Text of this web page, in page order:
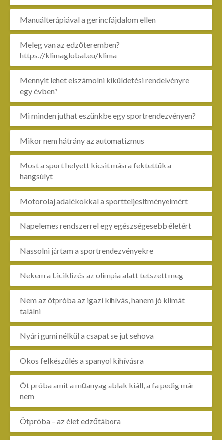
Manuálterápiával a gerincfájdalom ellen
Meleg van az edzőteremben?
https://klimaglobal.eu/klima
Mennyit lehet elszámolni kiküldetési rendelvényre
egy évben?
Mi minden juthat eszünkbe egy sportrendezvényen?
Mikor nem hátrány az automatizmus
Most a sport helyett kicsit másra fektettük a
hangsúlyt
Motorolaj adalékokkal a sportteljesítményeimért
Napelemes rendszerrel egy egészségesebb életért
Nassolni jártam a sportrendezvényekre
Nekem a biciklizés az olimpia alatt tetszett meg
Nem az ötpróba az igazi kihívás, hanem jó klímát
találni
Nyári gumi nélkül a csapat se jut sehova
Okos felkészülés a spanyol kihívásra
Öt próba amit a műanyag ablak kiáll, a fa pedig már
nem
Ötpróba – az élet edzőtábora